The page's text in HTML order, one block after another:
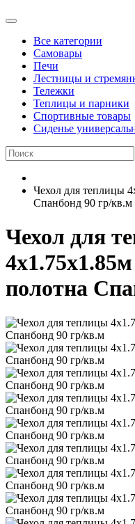
Все категории
Самовары
Печи
Лестницы и
Тележки
Теплицы и парники
Спортивные товары
Сиденье
Чехол для теплицы
Спанбонд 90 гр/кв.м
Чехол для
полотна